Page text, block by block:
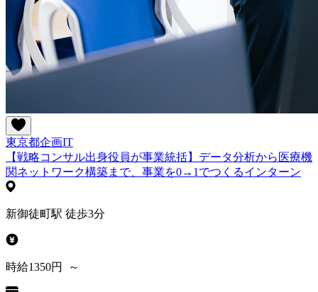
東京都企画IT
【戦略コンサル出身役員が事業統括】データ分析から医療機
関ネットワーク構築まで、事業を0→1でつくるインターン
新御徒町駅 徒歩3分
時給1350円 ～